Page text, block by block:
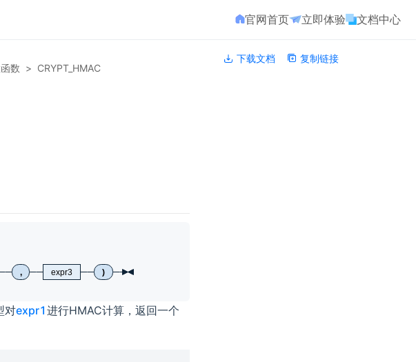
官网首页 立即体验 文档中心
数 > CRYPT_HMAC
, expr3 )
对expr1 进行HMAC计算，返回一个
下载文档 复制链接